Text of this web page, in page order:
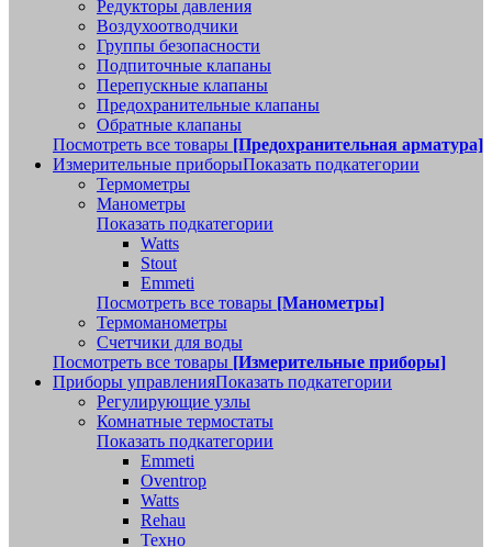
Редукторы давления
Воздухоотводчики
Группы безопасности
Подпиточные клапаны
Перепускные клапаны
Предохранительные клапаны
Обратные клапаны
Посмотреть все товары [Предохранительная арматура]
Измерительные приборыПоказать подкатегории
Термометры
Манометры
Показать подкатегории
Watts
Stout
Emmeti
Посмотреть все товары [Манометры]
Термоманометры
Счетчики для воды
Посмотреть все товары [Измерительные приборы]
Приборы управленияПоказать подкатегории
Регулирующие узлы
Комнатные термостаты
Показать подкатегории
Emmeti
Oventrop
Watts
Rehau
Техно